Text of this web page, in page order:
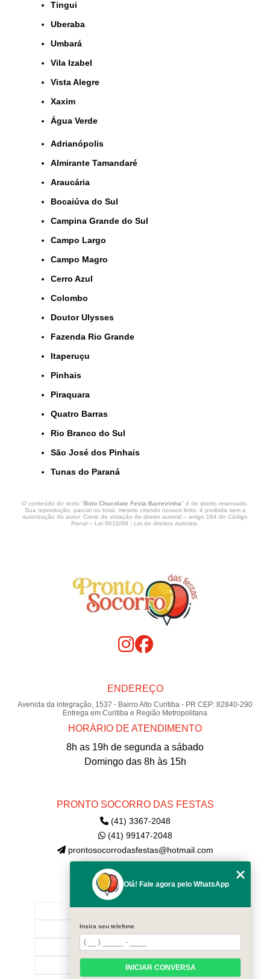
Tingui
Uberaba
Umbará
Vila Izabel
Vista Alegre
Xaxim
Água Verde
Adrianópolis
Almirante Tamandaré
Araucária
Bocaiúva do Sul
Campina Grande do Sul
Campo Largo
Campo Magro
Cerro Azul
Colombo
Doutor Ulysses
Fazenda Rio Grande
Itaperuçu
Pinhais
Piraquara
Quatro Barras
Rio Branco do Sul
São José dos Pinhais
Tunas do Paraná
O conteúdo do texto "Bolo Chocolate Festa Barreirinha" é de direito reservado.
Sua reprodução, parcial ou total, mesmo citando nossos links, é proibida sem a
autorização do autor. Crime de violação de direito autoral – artigo 184 do Código
Penal – Lei 9610/98 - Lei de direitos autorais
ENDEREÇO
Avenida da integração, 1537 - Bairro Alto Curitiba - PR CEP: 82840-290
Entrega em Curitiba e Região Metropolitana
HORÁRIO DE ATENDIMENTO
8h as 19h de segunda a sábado
Domingo das 8h às 15h
PRONTO SOCORRO DAS FESTAS
(41) 3367-2048
(41) 99147-2048
prontosocorrodasfestas@hotmail.com
MENU
EMPRESA
CONTATE-NOS!
CATEGORIAS
Olá! Fale agora pelo WhatsApp
Insira seu telefone
INICIAR CONVERSA